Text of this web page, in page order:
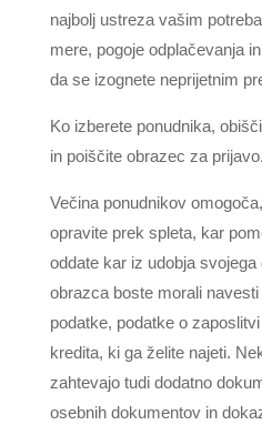
najbolj ustreza vašim
mere, pogoje odplačevanja
da se izognete neprijetnim
Ko izberete ponudnika,
in poiščite obrazec za prijavo.
Večina ponudnikov
opravite prek spleta, kar
oddate kar iz udobja
obrazca boste morali
podatke, podatke o
kredita, ki ga želite najeti.
zahtevajo tudi dodatno
osebnih dokumentov in